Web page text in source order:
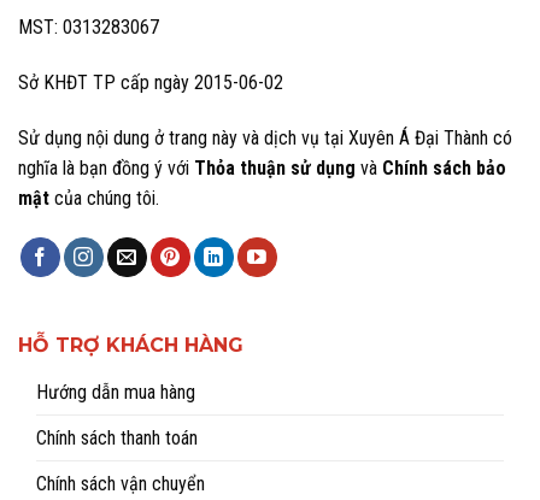
MST: 0313283067
Sở KHĐT TP cấp ngày 2015-06-02
Sử dụng nội dung ở trang này và dịch vụ tại Xuyên Á Đại Thành có
nghĩa là bạn đồng ý với Thỏa thuận sử dụng và Chính sách bảo
mật của chúng tôi.
HỖ TRỢ KHÁCH HÀNG
Hướng dẫn mua hàng
Chính sách thanh toán
Chính sách vận chuyển